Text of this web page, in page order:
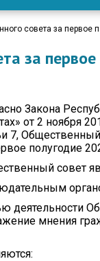
планы
совета за первое
за
Закона
от 2 ноября
7,
полугодие
совет
деятельности
мнения